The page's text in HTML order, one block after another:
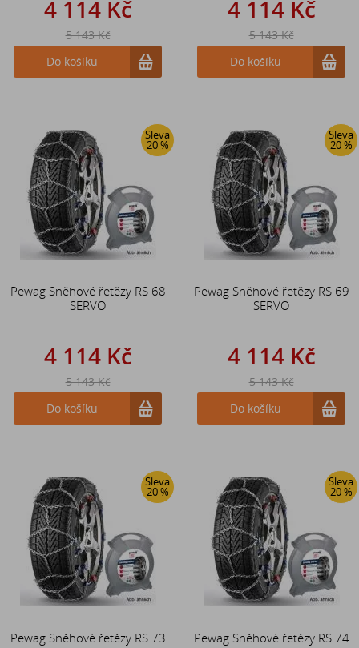
4 114 Kč
5 143 Kč
Do košíku
4 114 Kč
5 143 Kč
Do košíku
Sleva
20 %
Pewag Sněhové řetězy RS 68
SERVO
4 114 Kč
5 143 Kč
Do košíku
Sleva
20 %
Pewag Sněhové řetězy RS 69
SERVO
4 114 Kč
5 143 Kč
Do košíku
Sleva
20 %
Pewag Sněhové řetězy RS 73
Sleva
20 %
Pewag Sněhové řetězy RS 74